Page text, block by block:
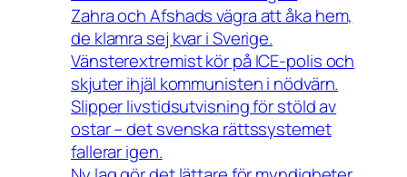
Zahra och Afshads vägra att åka hem,
de klamra sej kvar i Sverige.
Vänsterextremist kör på ICE-polis och
skjuter ihjäl kommunisten i nödvärn.
Slipper livstidsutvisning för stöld av
ostar – det svenska rättssystemet
fallerar igen.